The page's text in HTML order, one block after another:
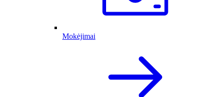
Mokėjimai